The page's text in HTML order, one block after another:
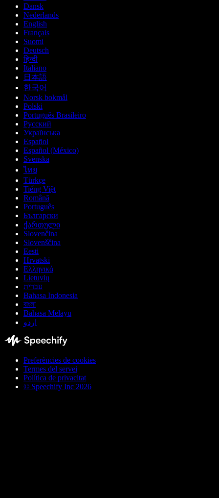
Dansk
Nederlands
English
Français
Suomi
Deutsch
हिन्दी
Italiano
日本語
한국어
Norsk bokmål
Polski
Português Brasileiro
Русский
Українська
Español
Español (México)
Svenska
ไทย
Türkçe
Tiếng Việt
Română
Português
Български
ქართული
Slovenčina
Slovenščina
Eesti
Hrvatski
Ελληνικά
Lietuvių
עברית
Bahasa Indonesia
বাংলা
Bahasa Melayu
اردو
Preferències de cookies
Termes del servei
Política de privacitat
© Speechify Inc 2026